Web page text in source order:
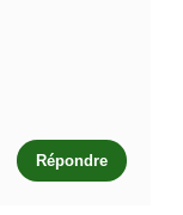
Répondre